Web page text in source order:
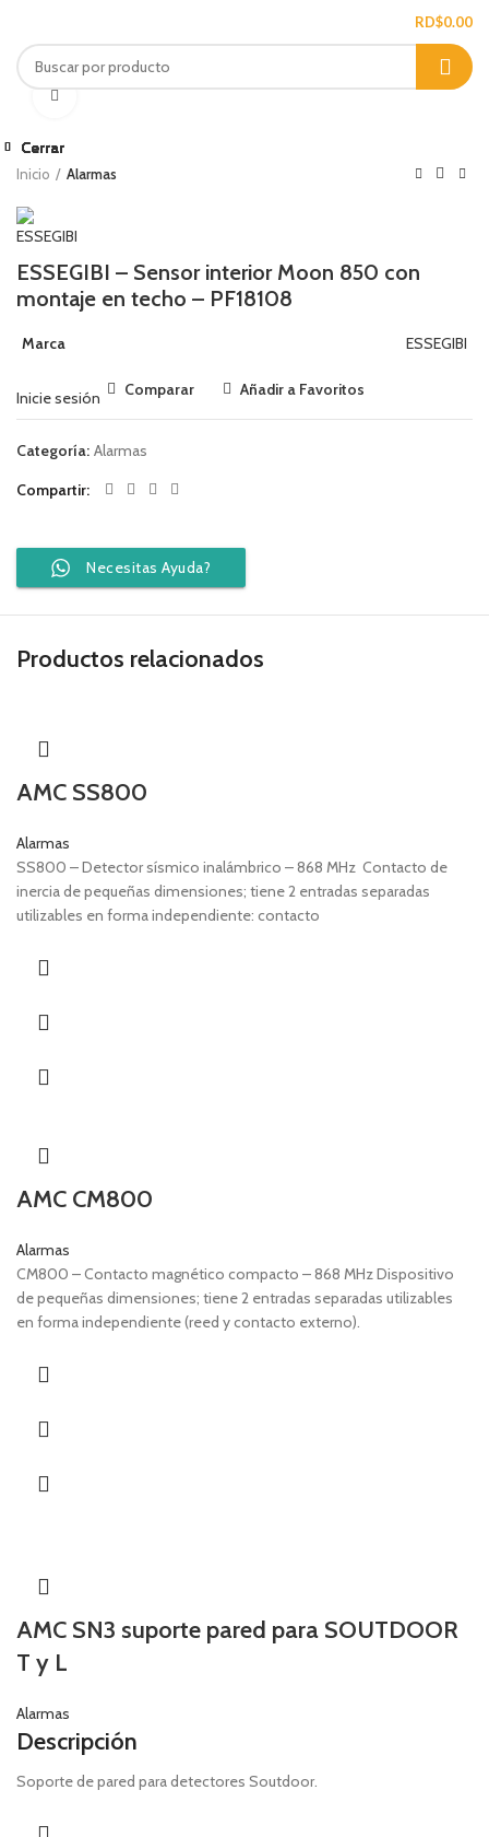
RD$0.00
Inicio Alarmas
ESSEGIBI – Sensor interior Moon 850 con
montaje en techo – PF18108
Marca ESSEGIBI
Inicie sesión Comparar Añadir a Favoritos
Categoría: Alarmas
Compartir
Necesitas Ayuda?
Productos relacionados
Cerrar
AMC SS800
Alarmas
SS800 – Detector sísmico inalámbrico – 868 MHz Contacto de
inercia de pequeñas dimensiones; tiene 2 entradas separadas
utilizables en forma independiente: contacto
Cerrar
AMC CM800
Alarmas
CM800 – Contacto magnético compacto – 868 MHz Dispositivo
de pequeñas dimensiones; tiene 2 entradas separadas utilizables
en forma independiente (reed y contacto externo).
Cerrar
AMC SN3 suporte pared para SOUTDOOR
T y L
Alarmas
Descripción
Soporte de pared para detectores Soutdoor.
Cerrar
Cerrar
Cerrar
Cerrar
Cerrar